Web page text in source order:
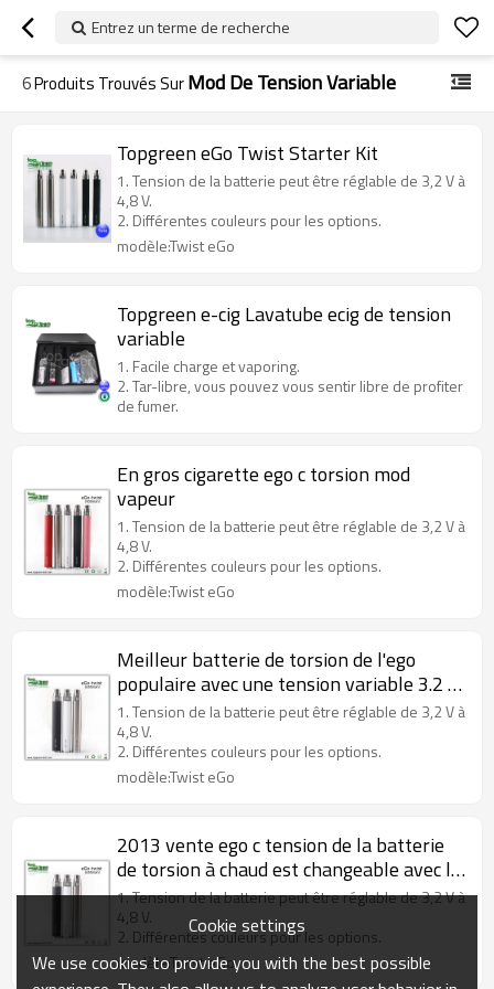
Entrez un terme de recherche
6Produits Trouvés SurMod De Tension Variable
Topgreen eGo Twist Starter Kit
1. Tension de la batterie peut être réglable de 3,2 V à
4,8 V.
2. Différentes couleurs pour les options.
modèle:Twist eGo
Topgreen e-cig Lavatube ecig de tension
variable
1. Facile charge et vaporing.
2. Tar-libre, vous pouvez vous sentir libre de profiter
de fumer.
En gros cigarette ego c torsion mod
vapeur
1. Tension de la batterie peut être réglable de 3,2 V à
4,8 V.
2. Différentes couleurs pour les options.
modèle:Twist eGo
Meilleur batterie de torsion de l'ego
populaire avec une tension variable 3.2 ~
4.8V
1. Tension de la batterie peut être réglable de 3,2 V à
4,8 V.
2. Différentes couleurs pour les options.
modèle:Twist eGo
2013 vente ego c tension de la batterie
de torsion à chaud est changeable avec la
qualité
1. Tension de la batterie peut être réglable de 3,2 V à
4,8 V.
2. Différentes couleurs pour les options.
modèle:Twist eGo
Cookie settings
We use cookies to provide you with the best possible